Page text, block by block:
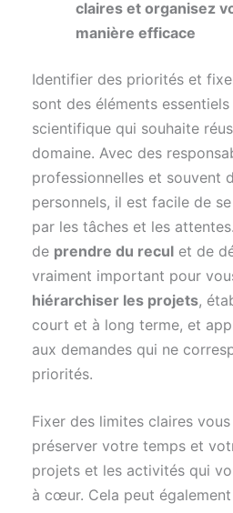
claires et organisez
manière efficace
Identifier des priorités et
sont des éléments
scientifique qui souhaite
domaine. Avec des
professionnelles et souvent
personnels, il est facile de
par les tâches et les
de prendre du reculet de
vraiment important pour
hiérarchiser les projets,
court et à long terme, et
aux demandes qui ne
priorités.
Fixer des limites claires
préserver votre temps et
projets et les activités qui
à cœur. Cela peut